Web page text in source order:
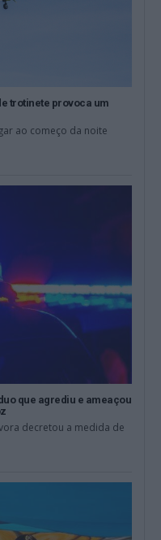
trotinete provoca um
ao começo da noite
que agrediu e ameaçou
decretou a medida de